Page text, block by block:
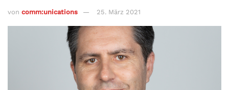
von comm:unications 25. März 2021